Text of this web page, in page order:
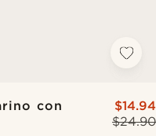
con
$24.90
$14.94